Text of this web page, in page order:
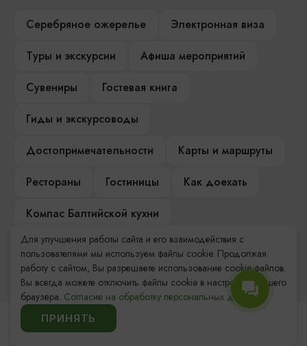
Серебряное ожерелье
Электронная виза
Туры и экскурсии
Афиша мероприятий
Сувениры
Гостевая книга
Гиды и экскурсоводы
Достопримечательности
Карты и маршруты
Рестораны
Гостиницы
Как доехать
Компас Балтийской кухни
Настоящий Калининградец
Музеи
Контакты Туристского
Для улучшения работы сайта и его взаимодействия с
пользователями мы используем файлы cookie. Продолжая
работу с сайтом, Вы разрешаете использование cookie-файлов.
Вы всегда можете отключить файлы cookie в настройках Вашего
браузера. Согласие на обработку персональных данных.
ПРИНЯТЬ